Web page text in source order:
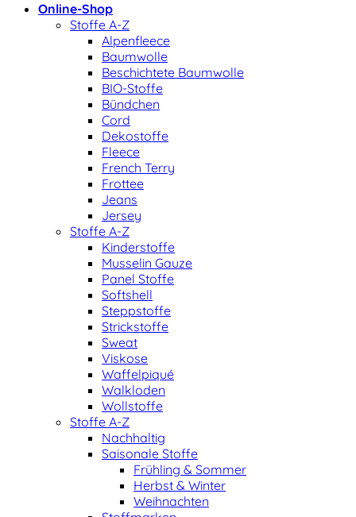
Online-Shop
Stoffe A-Z
Alpenfleece
Baumwolle
Beschichtete Baumwolle
BIO-Stoffe
Bündchen
Cord
Dekostoffe
Fleece
French Terry
Frottee
Jeans
Jersey
Stoffe A-Z
Kinderstoffe
Musselin Gauze
Panel Stoffe
Softshell
Steppstoffe
Strickstoffe
Sweat
Viskose
Waffelpiqué
Walkloden
Wollstoffe
Stoffe A-Z
Nachhaltig
Saisonale Stoffe
Frühling & Sommer
Herbst & Winter
Weihnachten